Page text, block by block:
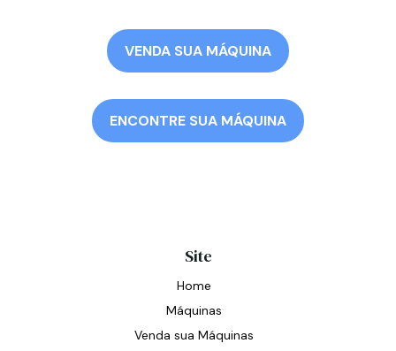
VENDA SUA MÁQUINA
ENCONTRE SUA MÁQUINA
Site
Home
Máquinas
Venda sua Máquinas